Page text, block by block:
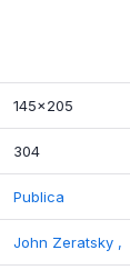
145x205
304
Publica
John Zeratsky ,